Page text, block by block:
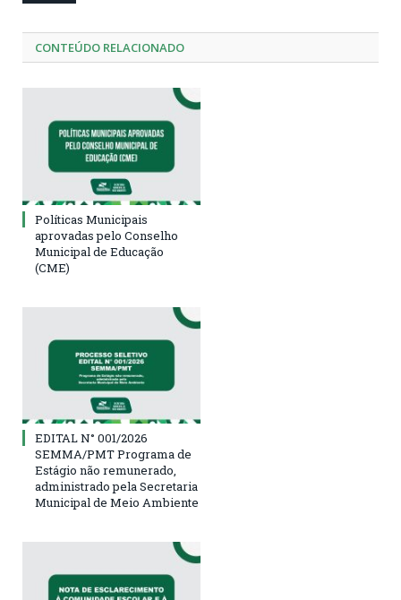
CONTEÚDO RELACIONADO
Políticas Municipais
aprovadas pelo Conselho
Municipal de Educação
(CME)
EDITAL N° 001/2026
SEMMA/PMT Programa de
Estágio não remunerado,
administrado pela Secretaria
Municipal de Meio Ambiente